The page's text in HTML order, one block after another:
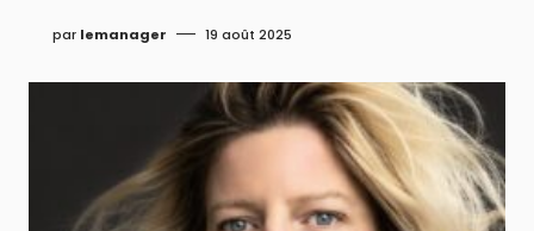
par lemanager 19 août 2025